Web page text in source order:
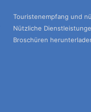
Touristenempfang und
Nützliche
Broschüren